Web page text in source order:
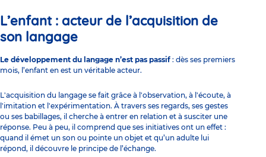
L’enfant : acteur de l’acquisition de
son langage
Le développement du langage n’est pas passif : dès ses premiers
mois, l’enfant en est un véritable acteur.
L'acquisition du langage se fait grâce à l'observation, à l'écoute, à
l'imitation et l'expérimentation. À travers ses regards, ses gestes
ou ses babillages, il cherche à entrer en relation et à susciter une
réponse. Peu à peu, il comprend que ses initiatives ont un effet :
quand il émet un son ou pointe un objet et qu’un adulte lui
répond, il découvre le principe de l’échange.